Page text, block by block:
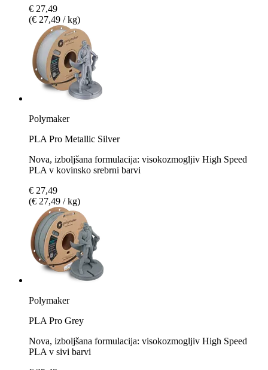
€ 27,49
(€ 27,49 / kg)
Polymaker
PLA Pro Metallic Silver
Nova, izboljšana formulacija: visokozmogljiv High Speed
PLA v kovinsko srebrni barvi
€ 27,49
(€ 27,49 / kg)
Polymaker
PLA Pro Grey
Nova, izboljšana formulacija: visokozmogljiv High Speed
PLA v sivi barvi